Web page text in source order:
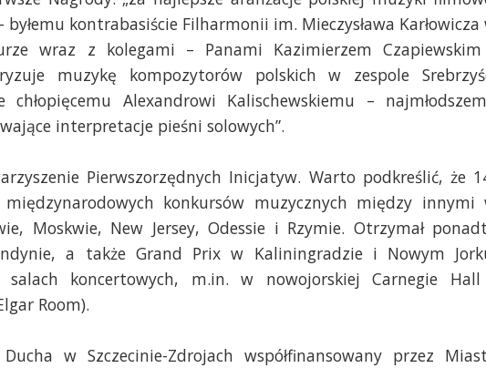
byłemu kontrabasiście Filharmonii im. Mieczysława Karłowicza
wraz z kolegami – Panami Kazimierzem
muzykę kompozytorów polskich w zespole
chłopięcemu Alexandrowi Kalischewskiemu –
interpretacje pieśni solowych”.
Pierwszorzędnych Inicjatyw. Warto podkreślić, że
konkursów muzycznych między innymi
Moskwie, New Jersey, Odessie i Rzymie. Otrzymał
a także Grand Prix w Kaliningradzie i Nowym
salach koncertowych, m.in. w nowojorskiej Carnegie
Room).
w Szczecinie-Zdrojach współfinansowany przez